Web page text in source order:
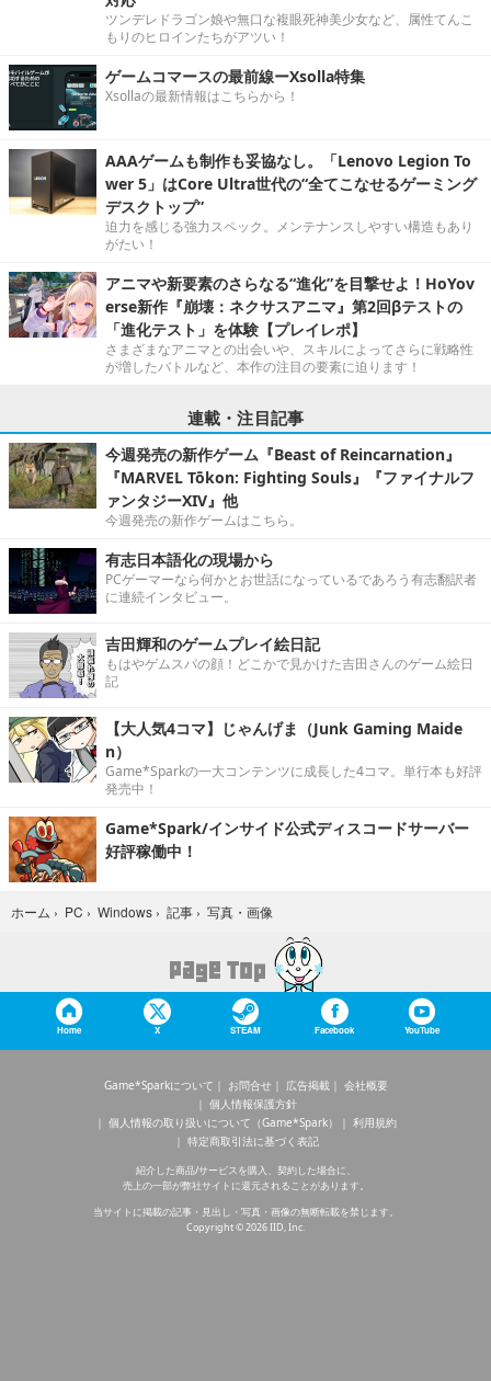
ツンデレドラゴン娘や無口な複眼死神美少女など、属性てんこ
もりのヒロインたちがアツい！
ゲームコマースの最前線ーXsolla特集
Xsollaの最新情報はこちらから！
AAAゲームも制作も妥協なし。「Lenovo Legion To
wer 5」はCore Ultra世代の“全てこなせるゲーミング
デスクトップ”
迫力を感じる強力スペック。メンテナンスしやすい構造もあり
がたい！
アニマや新要素のさらなる“進化”を目撃せよ！HoYov
erse新作『崩壊：ネクサスアニマ』第2回βテストの
「進化テスト」を体験【プレイレポ】
さまざまなアニマとの出会いや、スキルによってさらに戦略性
が増したバトルなど、本作の注目の要素に迫ります！
連載・注目記事
今週発売の新作ゲーム『Beast of Reincarnation』
『MARVEL Tōkon: Fighting Souls』『ファイナルフ
ァンタジーXIV』他
今週発売の新作ゲームはこちら。
有志日本語化の現場から
PCゲーマーなら何かとお世話になっているであろう有志翻訳者
に連続インタビュー。
吉田輝和のゲームプレイ絵日記
もはやゲムスパの顔！どこかで見かけた吉田さんのゲーム絵日
記
【大人気4コマ】じゃんげま（Junk Gaming Maide
n）
Game*Sparkの一大コンテンツに成長した4コマ。単行本も好評
発売中！
Game*Spark/インサイド公式ディスコードサーバー
好評稼働中！
ホーム › PC › Windows › 記事 › 写真・画像
Home X STEAM Facebook YouTube
Game*Sparkについて お問合せ 広告掲載
会社概要
個人情報保護方針
個人情報の取り扱いについて（Game*Spark）
利用規約
特定商取引法に基づく表記
紹介した商品/サービスを購入、契約した場合に、
売上の一部が弊社サイトに還元されることがあります。
当サイトに掲載の記事・見出し・写真・画像の無断転載を禁じます。
Copyright © 2026 IID, Inc.